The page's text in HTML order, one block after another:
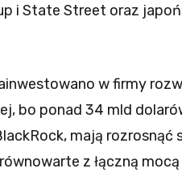
i State Street oraz
w firmy
bo ponad 34 mld
mają rozrosnąć
z łączną